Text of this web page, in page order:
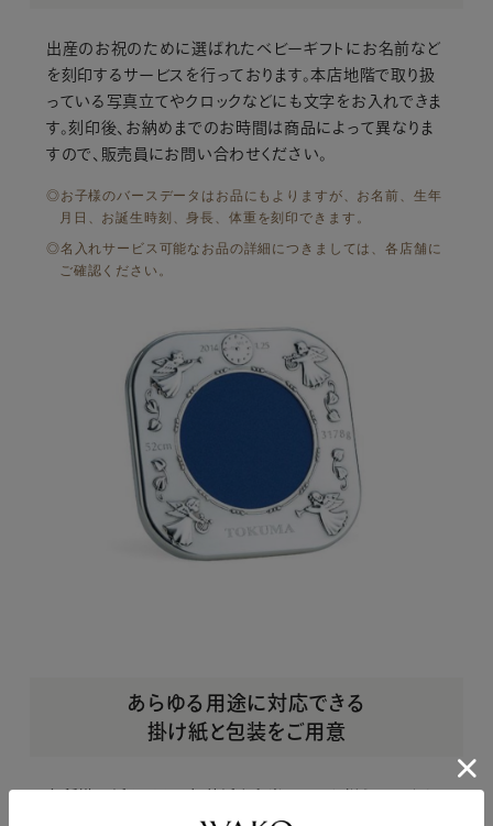
出産のお祝のために選ばれたベビーギフトに お名前など
を刻印するサービスを行っております。本店地階で取り扱
っている写真立てやクロックなどにも文字をお入れできま
す。刻印後、お納めまでのお時間は商品によって異なりま
すので、 販売員にお問い合わせください。
お子様のバースデータはお品にもよりますが、お名前、生年
月日、お誕生時刻、身長、体重を刻印できます。
名入れサービス可能なお品の詳細につきましては、各店舗に
ご確認ください。
あらゆる用途に対応できる
掛け紙と包装をご用意
掛け紙にはお住いのエリアによって